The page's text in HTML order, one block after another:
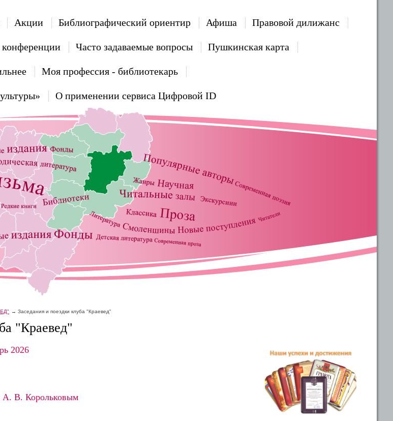
Акции Библиографический ориентир Афиша Правовой дилижанс
Часто задаваемые вопросы Пушкинская карта
Моя профессия - библиотекарь
О применении сервиса Цифровой ID
Заседания и поездки клуба "Краевед"
"Краевед"
2026
А. В. Корольковым